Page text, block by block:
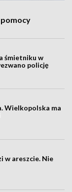
śmietniku w
policję
Wielkopolska ma
w areszcie. Nie